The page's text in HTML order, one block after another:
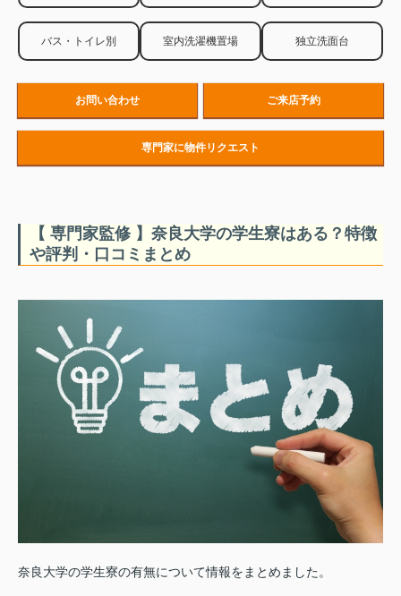
バス・トイレ別 室内洗濯機置場 独立洗面台
お問い合わせ ご来店予約
専門家に物件リクエスト
【 専門家監修 】奈良大学の学生寮はある？特徴
や評判・口コミまとめ
奈良大学の学生寮の有無について情報をまとめました。